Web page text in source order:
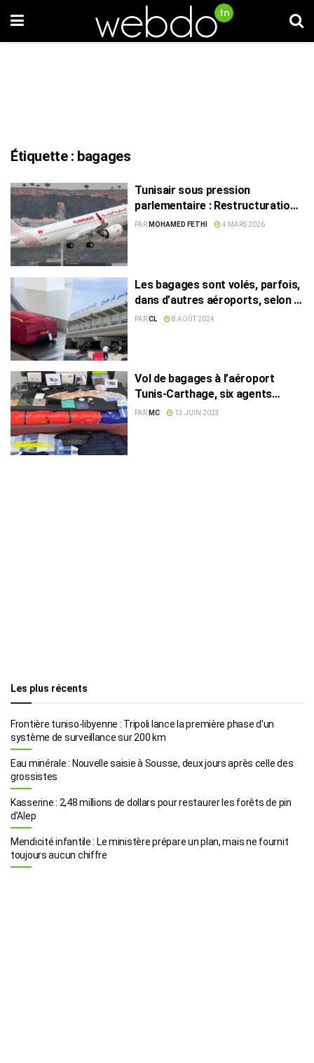
Étiquette : bagages
Tunisair sous pression
parlementaire : Restructuration
et retards au cœur d’une
PAR MOHAMED FETHI 4 MARS 2026
Les bagages sont volés, parfois,
dans d’autres aéroports, selon le
commandant de Tunis-Carthage
PARCL 8 AOÛT 2024
Vol de bagages à l’aéroport
Tunis-Carthage, six agents
arrêtés
PAR MC 13 JUIN 2023
Les plus récents
Frontière tuniso-libyenne : Tripoli lance la première phase d’un
système de surveillance sur 200 km
Eau minérale : Nouvelle saisie à Sousse, deux jours après celle des
grossistes
Kasserine : 2,48 millions de dollars pour restaurer les forêts de pin
d’Alep
Mendicité infantile : Le ministère prépare un plan, mais ne fournit
toujours aucun chiffre